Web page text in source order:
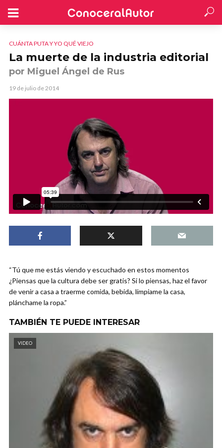
CUÁNTA PUTA Y YO QUÉ VIEJO
La muerte de la industria editorial
por Miguel Ángel de Rus
19 de julio de 2014
“Tú que me estás viendo y escuchado en estos momentos
¿Piensas que la cultura debe ser gratis? Si lo piensas, haz el favor
de venir a casa a traerme comida, bebida, límpiame la casa,
plánchame la ropa.”
TAMBIÉN TE PUEDE INTERESAR
VIDEO